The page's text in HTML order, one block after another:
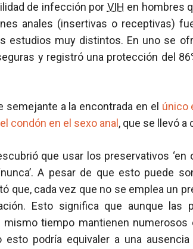
de infección por VIH en hombres
anales (insertivas o receptivas)
estudios muy distintos. En uno se
y registró una protección del
a la encontrada en el único
condón en el sexo anal , que se llevó a
que usar los preservativos ‘en
A pesar de que esto puede
que, cada vez que no se emplea un
Esto significa que aunque las
tiempo mantienen numerosos
podría equivaler a una